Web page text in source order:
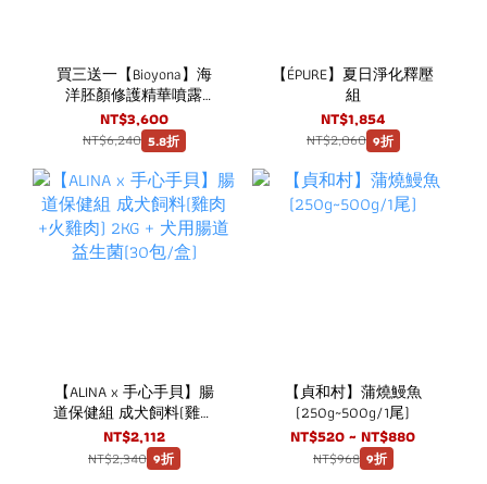
買三送一【Bioyona】海
洋胚顏修護精華噴露
50ml
NT$3,600
NT$6,240 5.8折
【ÉPURE】夏日淨化釋壓
組
NT$1,854
NT$2,060 9折
【ALINA x 手心手貝】腸
道保健組 成犬飼料(雞肉
+火雞肉) 2KG + 犬用腸道
益生菌(30包/盒)
NT$2,112
NT$2,340 9折
【貞和村】蒲燒鰻魚
(250g~500g/1尾)
NT$520 ~ NT$880
NT$968 9折